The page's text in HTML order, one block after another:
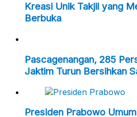
Kreasi Unik Takjil yang
Berbuka
Pascagenangan, 285
Jaktim Turun Bersihkan
Presiden Prabowo